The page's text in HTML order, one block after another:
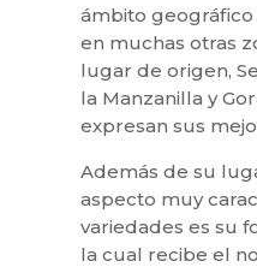
ámbito
en muchas otras
lugar de origen,
la Manzanilla y
expresan sus
Además de su
aspecto muy
variedades es su
la cual recibe el